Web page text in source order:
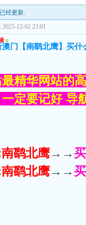
经更新.
12-02 23:01
u
澳门【南鹞北鹰】买什
精华网站的
定要记好 导
南鹞北鹰→→
南鹞北鹰→→